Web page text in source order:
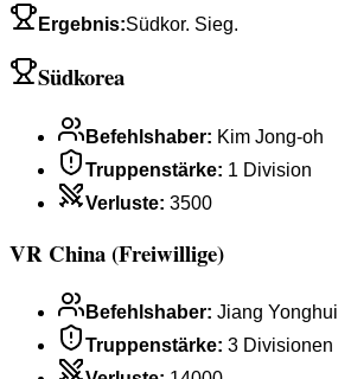
Ergebnis:Südkor. Sieg.
Südkorea
Befehlshaber: Kim Jong-oh
Truppenstärke: 1 Division
Verluste: 3500
VR China (Freiwillige)
Befehlshaber: Jiang Yonghui
Truppenstärke: 3 Divisionen